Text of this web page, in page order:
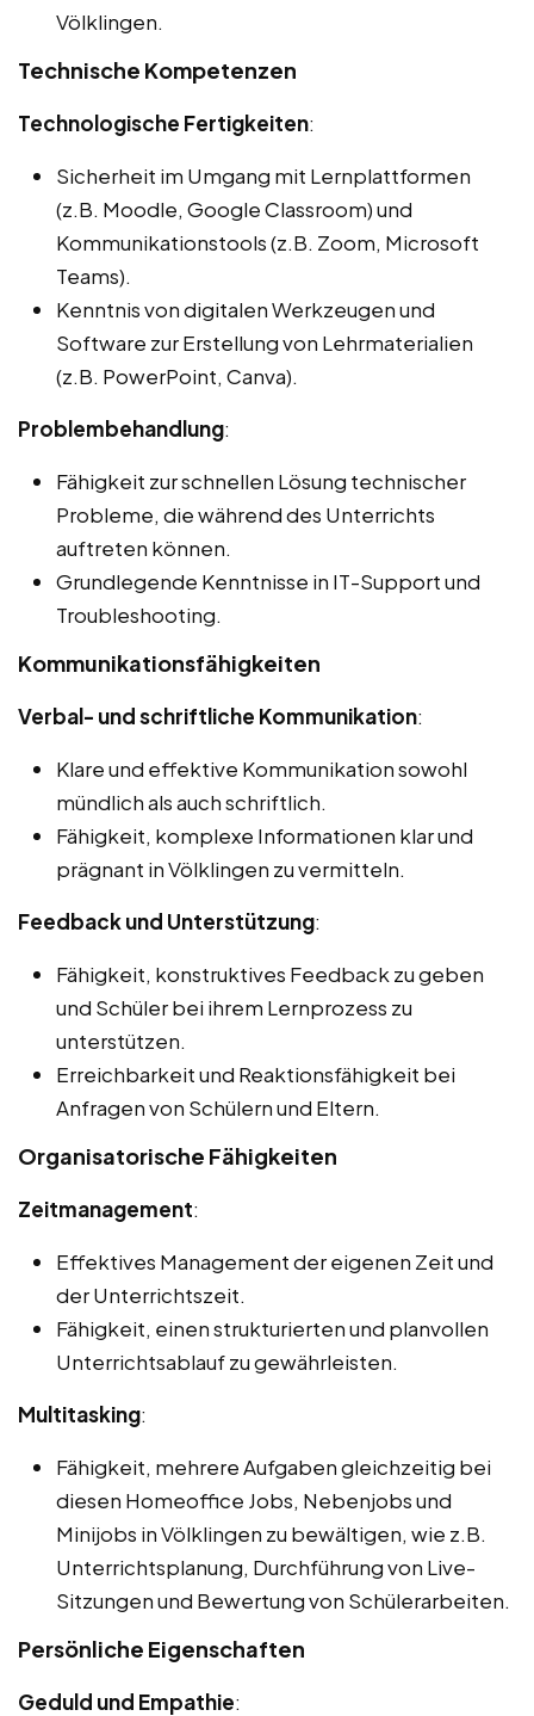
Völklingen.
Technische Kompetenzen
Technologische Fertigkeiten:
Sicherheit im Umgang mit Lernplattformen
(z.B. Moodle, Google Classroom) und
Kommunikationstools (z.B. Zoom, Microsoft
Teams).
Kenntnis von digitalen Werkzeugen und
Software zur Erstellung von Lehrmaterialien
(z.B. PowerPoint, Canva).
Problembehandlung:
Fähigkeit zur schnellen Lösung technischer
Probleme, die während des Unterrichts
auftreten können.
Grundlegende Kenntnisse in IT-Support und
Troubleshooting.
Kommunikationsfähigkeiten
Verbal- und schriftliche Kommunikation:
Klare und effektive Kommunikation sowohl
mündlich als auch schriftlich.
Fähigkeit, komplexe Informationen klar und
prägnant in Völklingen zu vermitteln.
Feedback und Unterstützung:
Fähigkeit, konstruktives Feedback zu geben
und Schüler bei ihrem Lernprozess zu
unterstützen.
Erreichbarkeit und Reaktionsfähigkeit bei
Anfragen von Schülern und Eltern.
Organisatorische Fähigkeiten
Zeitmanagement:
Effektives Management der eigenen Zeit und
der Unterrichtszeit.
Fähigkeit, einen strukturierten und planvollen
Unterrichtsablauf zu gewährleisten.
Multitasking:
Fähigkeit, mehrere Aufgaben gleichzeitig bei
diesen Homeoffice Jobs, Nebenjobs und
Minijobs in Völklingen zu bewältigen, wie z.B.
Unterrichtsplanung, Durchführung von Live-
Sitzungen und Bewertung von Schülerarbeiten.
Persönliche Eigenschaften
Geduld und Empathie: